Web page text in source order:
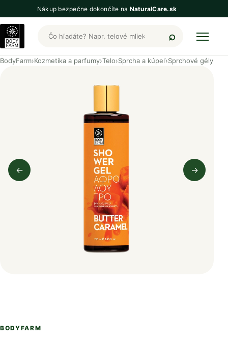
Nákup bezpečne dokončíte na NaturalCare.sk
Hľadať produkty BodyFarm
BodyFarm›Kozmetika a parfumy›Telo›Sprcha a kúpeľ›Sprchové gély
←
Predchádzajúci obrázok
→
BODYFARM